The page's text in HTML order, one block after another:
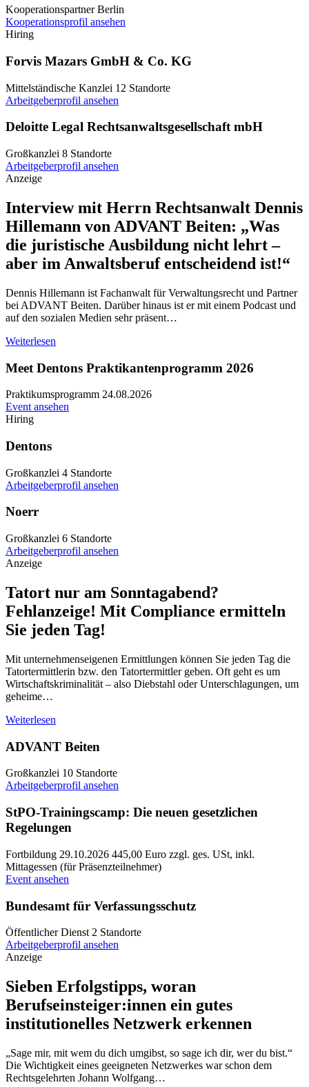
Kooperationspartner Berlin
Kooperationsprofil ansehen
Hiring
Forvis Mazars GmbH & Co. KG
Mittelständische Kanzlei 12 Standorte
Arbeitgeberprofil ansehen
Deloitte Legal Rechtsanwaltsgesellschaft mbH
Großkanzlei 8 Standorte
Arbeitgeberprofil ansehen
Anzeige
Interview mit Herrn Rechtsanwalt Dennis
Hillemann von ADVANT Beiten: „Was
die juristische Ausbildung nicht lehrt –
aber im Anwaltsberuf entscheidend ist!“
Dennis Hillemann ist Fachanwalt für Verwaltungsrecht und Partner
bei ADVANT Beiten. Darüber hinaus ist er mit einem Podcast und
auf den sozialen Medien sehr präsent…
Weiterlesen
Meet Dentons Praktikantenprogramm 2026
Praktikumsprogramm 24.08.2026
Event ansehen
Hiring
Dentons
Großkanzlei 4 Standorte
Arbeitgeberprofil ansehen
Noerr
Großkanzlei 6 Standorte
Arbeitgeberprofil ansehen
Anzeige
Tatort nur am Sonntagabend?
Fehlanzeige! Mit Compliance ermitteln
Sie jeden Tag!
Mit unternehmenseigenen Ermittlungen können Sie jeden Tag die
Tatortermittlerin bzw. den Tatortermittler geben. Oft geht es um
Wirtschaftskriminalität – also Diebstahl oder Unterschlagungen, um
geheime…
Weiterlesen
ADVANT Beiten
Großkanzlei 10 Standorte
Arbeitgeberprofil ansehen
StPO-Trainingscamp: Die neuen gesetzlichen
Regelungen
Fortbildung 29.10.2026 445,00 Euro zzgl. ges. USt, inkl.
Mittagessen (für Präsenzteilnehmer)
Event ansehen
Bundesamt für Verfassungsschutz
Öffentlicher Dienst 2 Standorte
Arbeitgeberprofil ansehen
Anzeige
Sieben Erfolgstipps, woran
Berufseinsteiger:innen ein gutes
institutionelles Netzwerk erkennen
„Sage mir, mit wem du dich umgibst, so sage ich dir, wer du bist.“
Die Wichtigkeit eines geeigneten Netzwerkes war schon dem
Rechtsgelehrten Johann Wolfgang…